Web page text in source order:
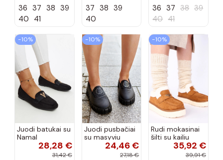
spalvos
36 37 38 39
40 41
37 38 39
40
36 37 38 39
40 41
−10%
Juodi batukai su
Namal
dekoracija28,28 €
31,42 €
−10%
Juodi pusbačiai
su masyviu
padu Teska24,46 €
27,18 €
−10%
Rudi mokasinai
šilti su kailiu
35,92 €
39,91 €